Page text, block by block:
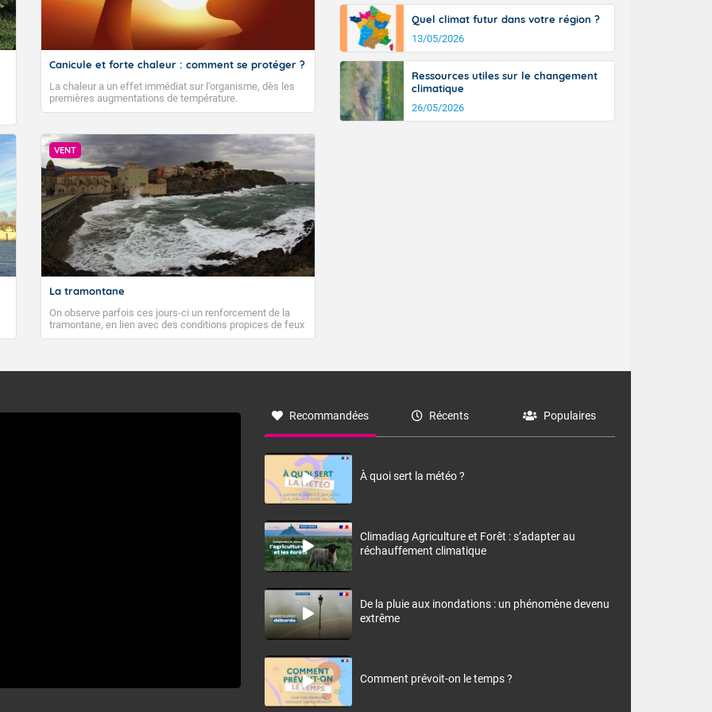
Fermer
Canicule et forte chaleur : comment se protéger ?
La chaleur a un effet immédiat sur l’organisme, dès les
premières augmentations de température.
VENT
La tramontane
On observe parfois ces jours-ci un renforcement de la
tramontane, en lien avec des conditions propices de feux
de forêt. Mais qu'est-ce que la tramontane ? Quelles sont
à nord-ouest, dans un secteur qui part du Roussillon à la
monts, en allusion aux régions montagneuses d’où
Quel climat futur dans votre région ?
13/05/2026
Ressources utiles sur le changement
climatique
26/05/2026
Recommandées Récents Populaires
À quoi sert la météo ?
Climadiag Agriculture et Forêt : s’adapter au
réchauffement climatique
De la pluie aux inondations : un phénomène devenu
extrême
Comment prévoit-on le temps ?